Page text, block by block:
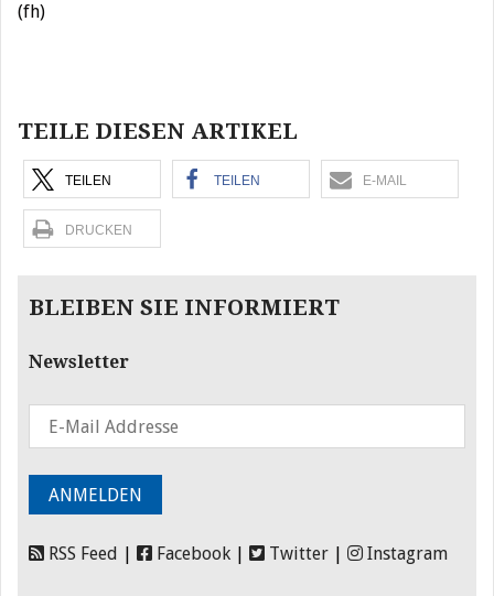
(fh)
TEILE DIESEN ARTIKEL
TEILEN TEILEN E-MAIL
DRUCKEN
BLEIBEN SIE INFORMIERT
Newsletter
RSS Feed Facebook Twitter Instagram